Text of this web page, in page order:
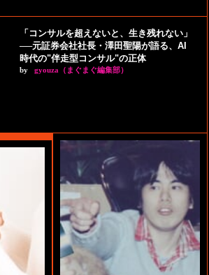
「コンサルを超えないと、生き残れない」
──元証券会社社長・澤田聖陽が語る、AI
時代の"伴走型コンサル"の正体
by gyouza（まぐまぐ編集部）